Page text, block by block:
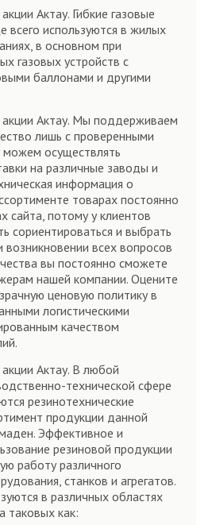
Актау. Гибкие газовые
всего используются в жилых
в основном при
газовых устройств с
баллонами и другими
Актау. Мы поддерживаем
лишь с проверенными
осуществлять
на различные заводы и
информация о
товарах постоянно
сайта, потому у клиентов
сориентироваться и выбрать
всех вопросов
вы постоянно сможете
нашей компании. Оцените
ценовую политику в
логистическими
качеством
Актау. В любой
технической сфере
резинотехнические
продукции данной
Эффективное и
резиновой продукции
работу различного
станков и агрегатов.
в различных областях
таковых как: